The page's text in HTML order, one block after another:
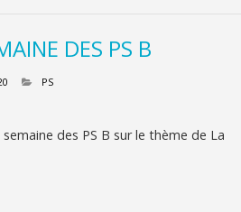
DES PS B
PS
des PS B sur le thème de La